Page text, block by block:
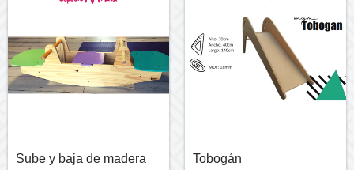
Sube y baja de madera Tobogán